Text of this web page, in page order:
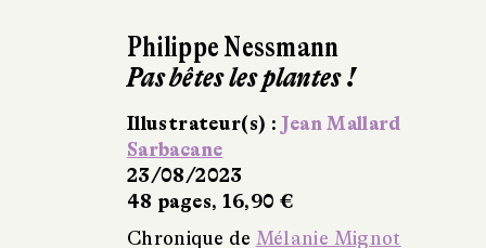
Philippe Nessmann
Pas bêtes les plantes !
Illustrateur(s) :Jean Mallard
Sarbacane
23/08/2023
48 pages, 16,90 €
Chronique de Mélanie Mignot